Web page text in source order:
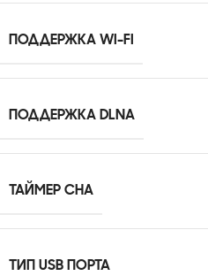
ПОДДЕРЖКА WI-FI
ПОДДЕРЖКА DLNA
ТАЙМЕР СНА
ТИП USB ПОРТА